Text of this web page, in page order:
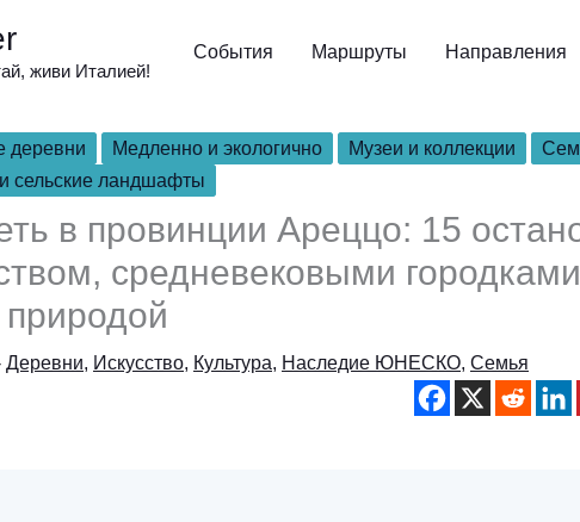
живи Италией!
События Маршруты Направления
деревни Медленно и экологично Музеи и коллекции
сельские ландшафты
в провинции Ареццо: 15
средневековыми
Деревни, Искусство, Культура, Наследие ЮНЕСКО, Семья